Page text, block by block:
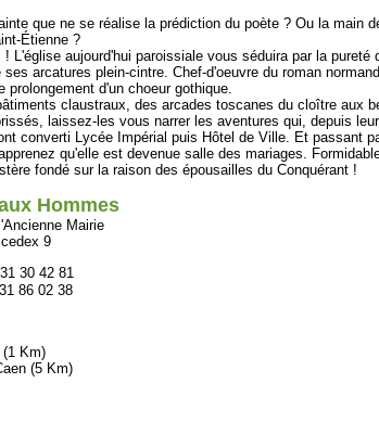
que ne se réalise la prédiction du poète ? Ou la main
Étienne ?
! L'église aujourd'hui paroissiale vous séduira par la pureté
ses arcatures plein-cintre. Chef-d'oeuvre du roman
prolongement d'un choeur gothique.
claustraux, des arcades toscanes du cloître aux
laissez-les vous narrer les aventures qui, depuis
converti Lycée Impérial puis Hôtel de Ville. Et passant
qu'elle est devenue salle des mariages.
fondé sur la raison des épousailles du Conquérant !
Hommes
Mairie
9
30 42 81
86 02 38
(1 Km)
(5 Km)